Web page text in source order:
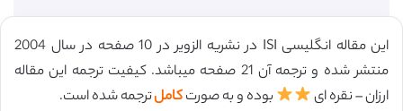
این مقاله انگلیسی ISI در نشریه الزویر در 10 صفحه در سال 2004
منتشر شده و ترجمه آن 21 صفحه میباشد. کیفیت ترجمه این مقاله
ارزان – نقره ای
بوده و به صورتکاملترجمه شده است.